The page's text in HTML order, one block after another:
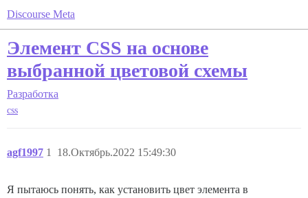
Discourse Meta
Элемент CSS на основе
выбранной цветовой схемы
Разработка
css
agf1997 18.Октябрь.2022 15:49:30
1
Я пытаюсь понять, как установить цвет элемента в